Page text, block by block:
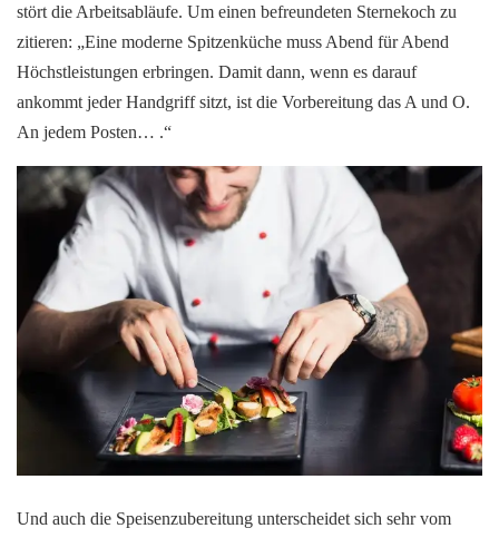
stört die Arbeitsabläufe. Um einen befreundeten Sternekoch zu
zitieren: „Eine moderne Spitzenküche muss Abend für Abend
Höchstleistungen erbringen. Damit dann, wenn es darauf
ankommt jeder Handgriff sitzt, ist die Vorbereitung das A und O.
An jedem Posten… .“
Und auch die Speisenzubereitung unterscheidet sich sehr vom